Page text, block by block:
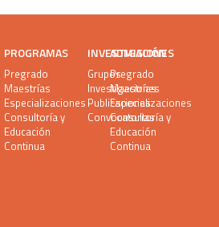
PROGRAMAS
Pregrado
Maestrías
Especializaciones
Consultoría y
Educación
Continua
INVESTIGACIÓN
Grupos
Investigaciones
Publicaciones
Convocatorias
ADMISIONES
Pregrado
Maestrías
Especializaciones
Consultoría y
Educación
Continua